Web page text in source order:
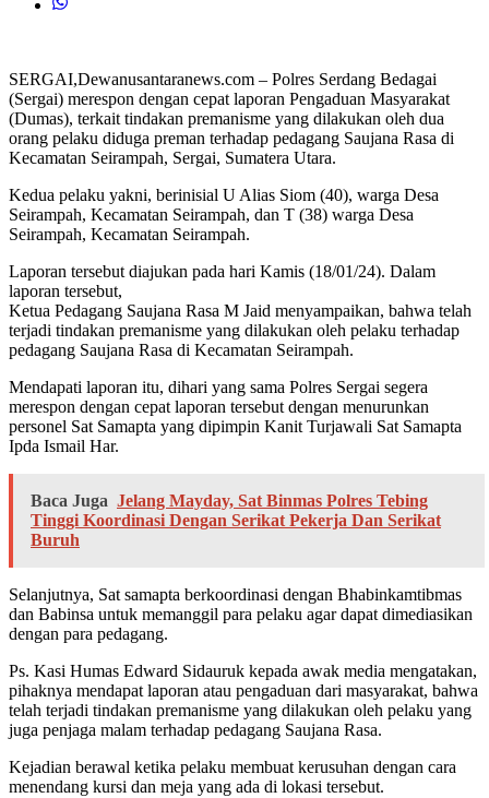
SERGAI,Dewanusantaranews.com – Polres Serdang Bedagai
(Sergai) merespon dengan cepat laporan Pengaduan Masyarakat
(Dumas), terkait tindakan premanisme yang dilakukan oleh dua
orang pelaku diduga preman terhadap pedagang Saujana Rasa di
Kecamatan Seirampah, Sergai, Sumatera Utara.
Kedua pelaku yakni, berinisial U Alias Siom (40), warga Desa
Seirampah, Kecamatan Seirampah, dan T (38) warga Desa
Seirampah, Kecamatan Seirampah.
Laporan tersebut diajukan pada hari Kamis (18/01/24). Dalam
laporan tersebut,
Ketua Pedagang Saujana Rasa M Jaid menyampaikan, bahwa telah
terjadi tindakan premanisme yang dilakukan oleh pelaku terhadap
pedagang Saujana Rasa di Kecamatan Seirampah.
Mendapati laporan itu, dihari yang sama Polres Sergai segera
merespon dengan cepat laporan tersebut dengan menurunkan
personel Sat Samapta yang dipimpin Kanit Turjawali Sat Samapta
Ipda Ismail Har.
Baca Juga Jelang Mayday, Sat Binmas Polres Tebing
Tinggi Koordinasi Dengan Serikat Pekerja Dan Serikat
Buruh
Selanjutnya, Sat samapta berkoordinasi dengan Bhabinkamtibmas
dan Babinsa untuk memanggil para pelaku agar dapat dimediasikan
dengan para pedagang.
Ps. Kasi Humas Edward Sidauruk kepada awak media mengatakan,
pihaknya mendapat laporan atau pengaduan dari masyarakat, bahwa
telah terjadi tindakan premanisme yang dilakukan oleh pelaku yang
juga penjaga malam terhadap pedagang Saujana Rasa.
Kejadian berawal ketika pelaku membuat kerusuhan dengan cara
menendang kursi dan meja yang ada di lokasi tersebut.